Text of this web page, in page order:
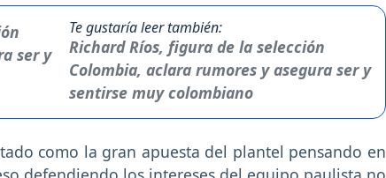
Te gustaría leer también:
Richard Ríos, figura de la selección
Colombia, aclara rumores y asegura ser y
sentirse muy colombiano
como la gran apuesta del plantel pensando en